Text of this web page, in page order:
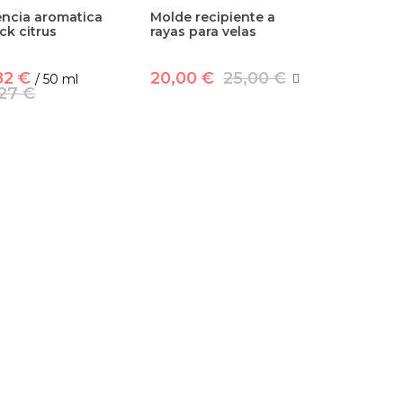
aromatica
citrus
€ / 50 ml
€
Molde recipiente a
rayas para velas
20,00 € 25,00 €